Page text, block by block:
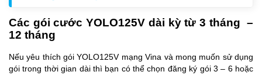
Các gói cước YOLO125V dài kỳ từ 3 tháng –
12 tháng
Nếu yêu thích gói YOLO125V mạng Vina và mong muốn sử dụng
gói trong thời gian dài thì bạn có thể chọn đăng ký gói 3 – 6 hoặc